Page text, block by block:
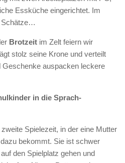
Essküche eingerichtet. Im
Schätze…
Brotzeit im Zelt feiern wir
stolz seine Krone und verteilt
auspacken leckere
in die Sprach-
Spielezeit, in der eine Mutter
bekommt. Sie ist schwer
den Spielplatz gehen und